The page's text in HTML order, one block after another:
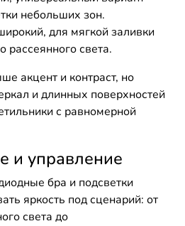
небольших зон.
для мягкой заливки
рассеянного света.
акцент и контраст, но
и длинных поверхностей
с равномерной
и управление
бра и подсветки
яркость под сценарий: от
света до